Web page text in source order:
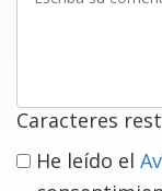
Caracteres
He leído el